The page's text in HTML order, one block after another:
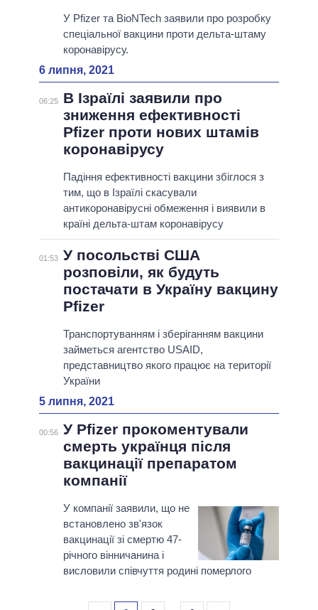
У Pfizer та BioNTech заявили про розробку
спеціальної вакцини проти дельта-штаму
коронавірусу.
6 липня, 2021
06:25
В Ізраїлі заявили про
зниження ефективності
Pfizer проти нових штамів
коронавірусу
Падіння ефективності вакцини збіглося з
тим, що в Ізраїлі скасували
антикоронавірусні обмеження і виявили в
країні дельта-штам коронавірусу
01:53 У посольстві США
розповіли, як будуть
постачати в Україну вакцину
Pfizer
Транспортуванням і зберіганням вакцини
займеться агентство USAID,
представництво якого працює на території
України
5 липня, 2021
00:56 У Pfizer прокоментували
смерть українця після
вакцинації препаратом
компанії
У компанії заявили, що не
встановлено зв'язок
вакцинації зі смертю 47-
річного вінничанина і
висловили співчуття родині померлого